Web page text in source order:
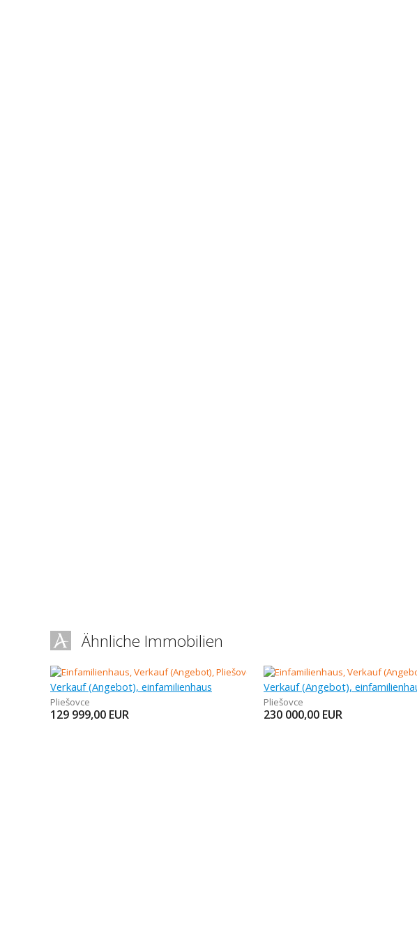
Ähnliche Immobilien
Verkauf (Angebot), einfamilienhaus
Pliešovce
129 999,00 EUR
Verkauf (Angebot),
Pliešovce
230 000,00 EUR